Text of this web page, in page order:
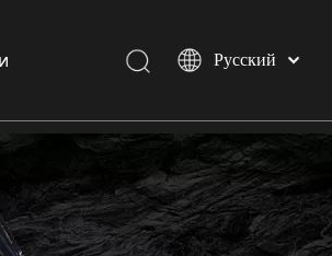
Pусский
English